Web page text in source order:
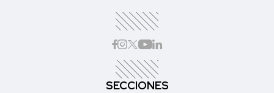
SECCIONES